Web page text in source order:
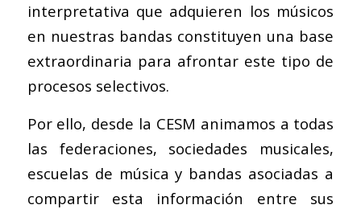
interpretativa que adquieren los músicos
en nuestras bandas constituyen una base
extraordinaria para afrontar este tipo de
procesos selectivos.
Por ello, desde la CESM animamos a todas
las federaciones, sociedades musicales,
escuelas de música y bandas asociadas a
compartir esta información entre sus